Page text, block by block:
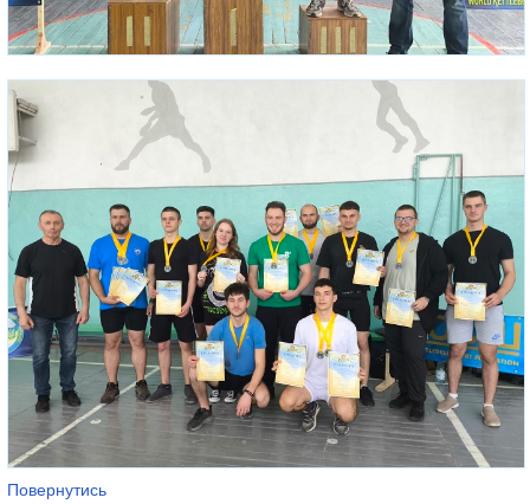
Повернутись